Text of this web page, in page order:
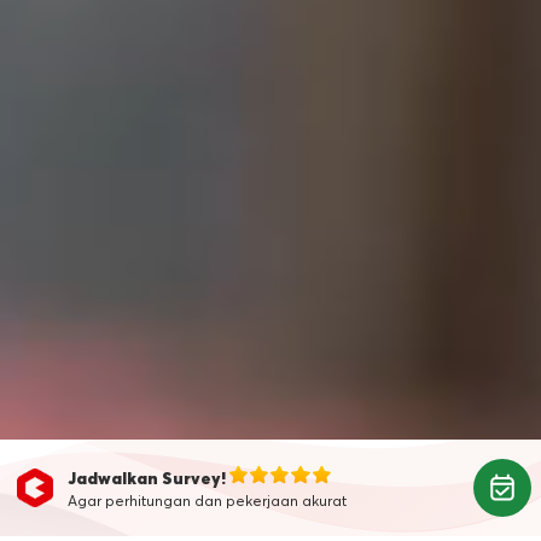
Jadwalkan Survey!
Agar perhitungan dan pekerjaan akurat